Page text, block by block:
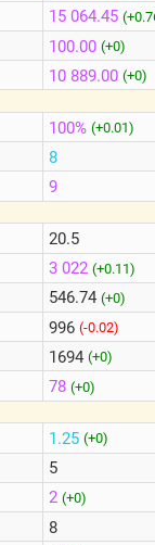
15 064.45
100.00 (+0)
10 889.00 (+0)
100% (+0.01)
8
9
20.5
3 022 (+0.11)
546.74 (+0)
996 (-0.02)
1694 (+0)
78 (+0)
1.25 (+0)
5
2 (+0)
8